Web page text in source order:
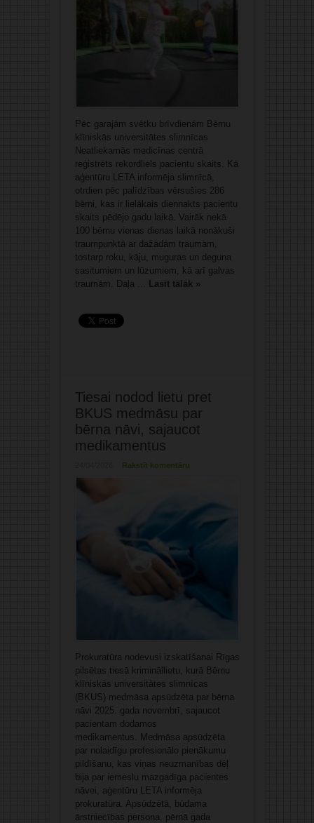
Pēc garajām svētku brīvdienām Bērnu
klīniskās universitātes slimnīcas
Neatliekamās medicīnas centrā
reģistrēts rekordliels pacientu skaits. Kā
aģentūru LETA informēja slimnīcā,
otrdien pēc palīdzības vērsušies 286
bērni, kas ir lielākais diennakts pacientu
skaits pēdējo gadu laikā. Vairāk nekā
100 bērnu vienas dienas laikā nonākuši
traumpunktā ar dažādām traumām,
tostarp roku, kāju, muguras un deguna
sasitumiem un lūzumiem, kā arī galvas
traumām. Daļa ... Lasīt tālāk »
Tiesai nodod lietu pret
BKUS medmāsu par
bērna nāvi, sajaucot
medikamentus
Rakstīt komentāru
Prokuratūra nodevusi izskatīšanai Rīgas
pilsētas tiesā krimināllietu, kurā Bērnu
klīniskās universitātes slimnīcas
(BKUS) medmāsa apsūdzēta par bērna
nāvi 2025. gada novembrī, sajaucot
pacientam dodamos
medikamentus. Medmāsa apsūdzēta
par nolaidīgu profesionālo pienākumu
pildīšanu, kas viņas neuzmanības dēļ
bija par iemeslu mazgadīga pacientes
nāvei, aģentūru LETA informēja
prokuratūra. Apsūdzētā, būdama
ārstniecības persona, pērnā gada